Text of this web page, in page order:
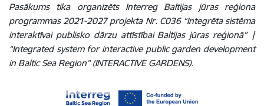
Pasākums tika organizēts Interreg Baltijas jūras reģiona
programmas 2021-2027 projekta Nr. C036 “Integrēta sistēma
interaktīvai publisko dārzu attīstībai Baltijas jūras reģionā” |
“Integrated system for interactive public garden development
in Baltic Sea Region” (INTERACTIVE GARDENS).